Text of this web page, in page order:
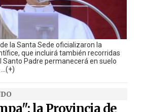
la Santa Sede oficializaron la
que incluirá también recorridas
Santo Padre permanecerá en suelo
la Provincia de